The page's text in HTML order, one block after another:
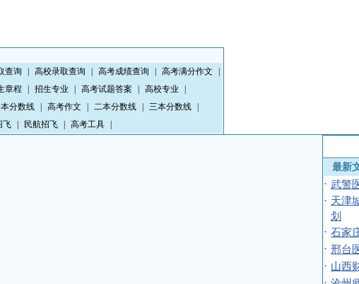
查询 高校录取查询 高考成绩查询 高考满分作文
章程 招生专业 高考试题答案 高校专业
分数线 高考作文 二本分数线 三本分数线
飞 民航招飞 高考工具
最新
· 武警
· 天津
划
· 石家
· 邢台
· 山西